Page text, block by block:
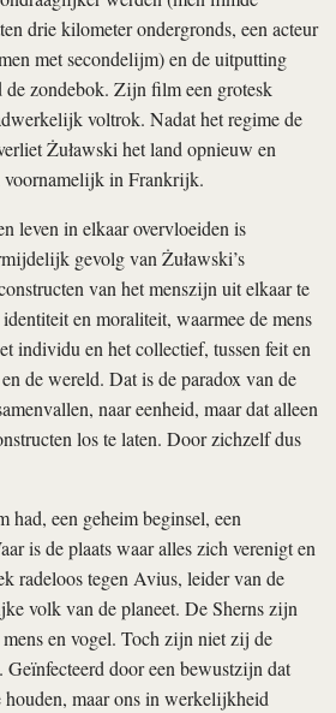
drie kilometer ondergronds, een acteur
met secondelijm) en de uitputting
de zondebok. Zijn film een grotesk
voltrok. Nadat het regime de
Żuławski het land opnieuw en
in Frankrijk.
leven in elkaar overvloeiden is
gevolg van Żuławski’s
van het menszijn uit elkaar te
en moraliteit, waarmee de mens
individu en het collectief, tussen feit en
de wereld. Dat is de paradox van de
naar eenheid, maar dat alleen
los te laten. Door zichzelf dus
had, een geheim beginsel, een
is de plaats waar alles zich verenigt en
radeloos tegen Avius, leider van de
volk van de planeet. De Sherns zijn
en vogel. Toch zijn niet zij de
Geïnfecteerd door een bewustzijn dat
houden, maar ons in werkelijkheid